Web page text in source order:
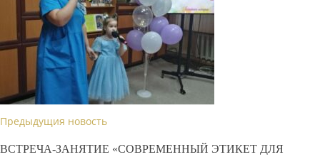
Предыдущия новость
ВСТРЕЧА-ЗАНЯТИЕ «СОВРЕМЕННЫЙ ЭТИКЕТ ДЛЯ